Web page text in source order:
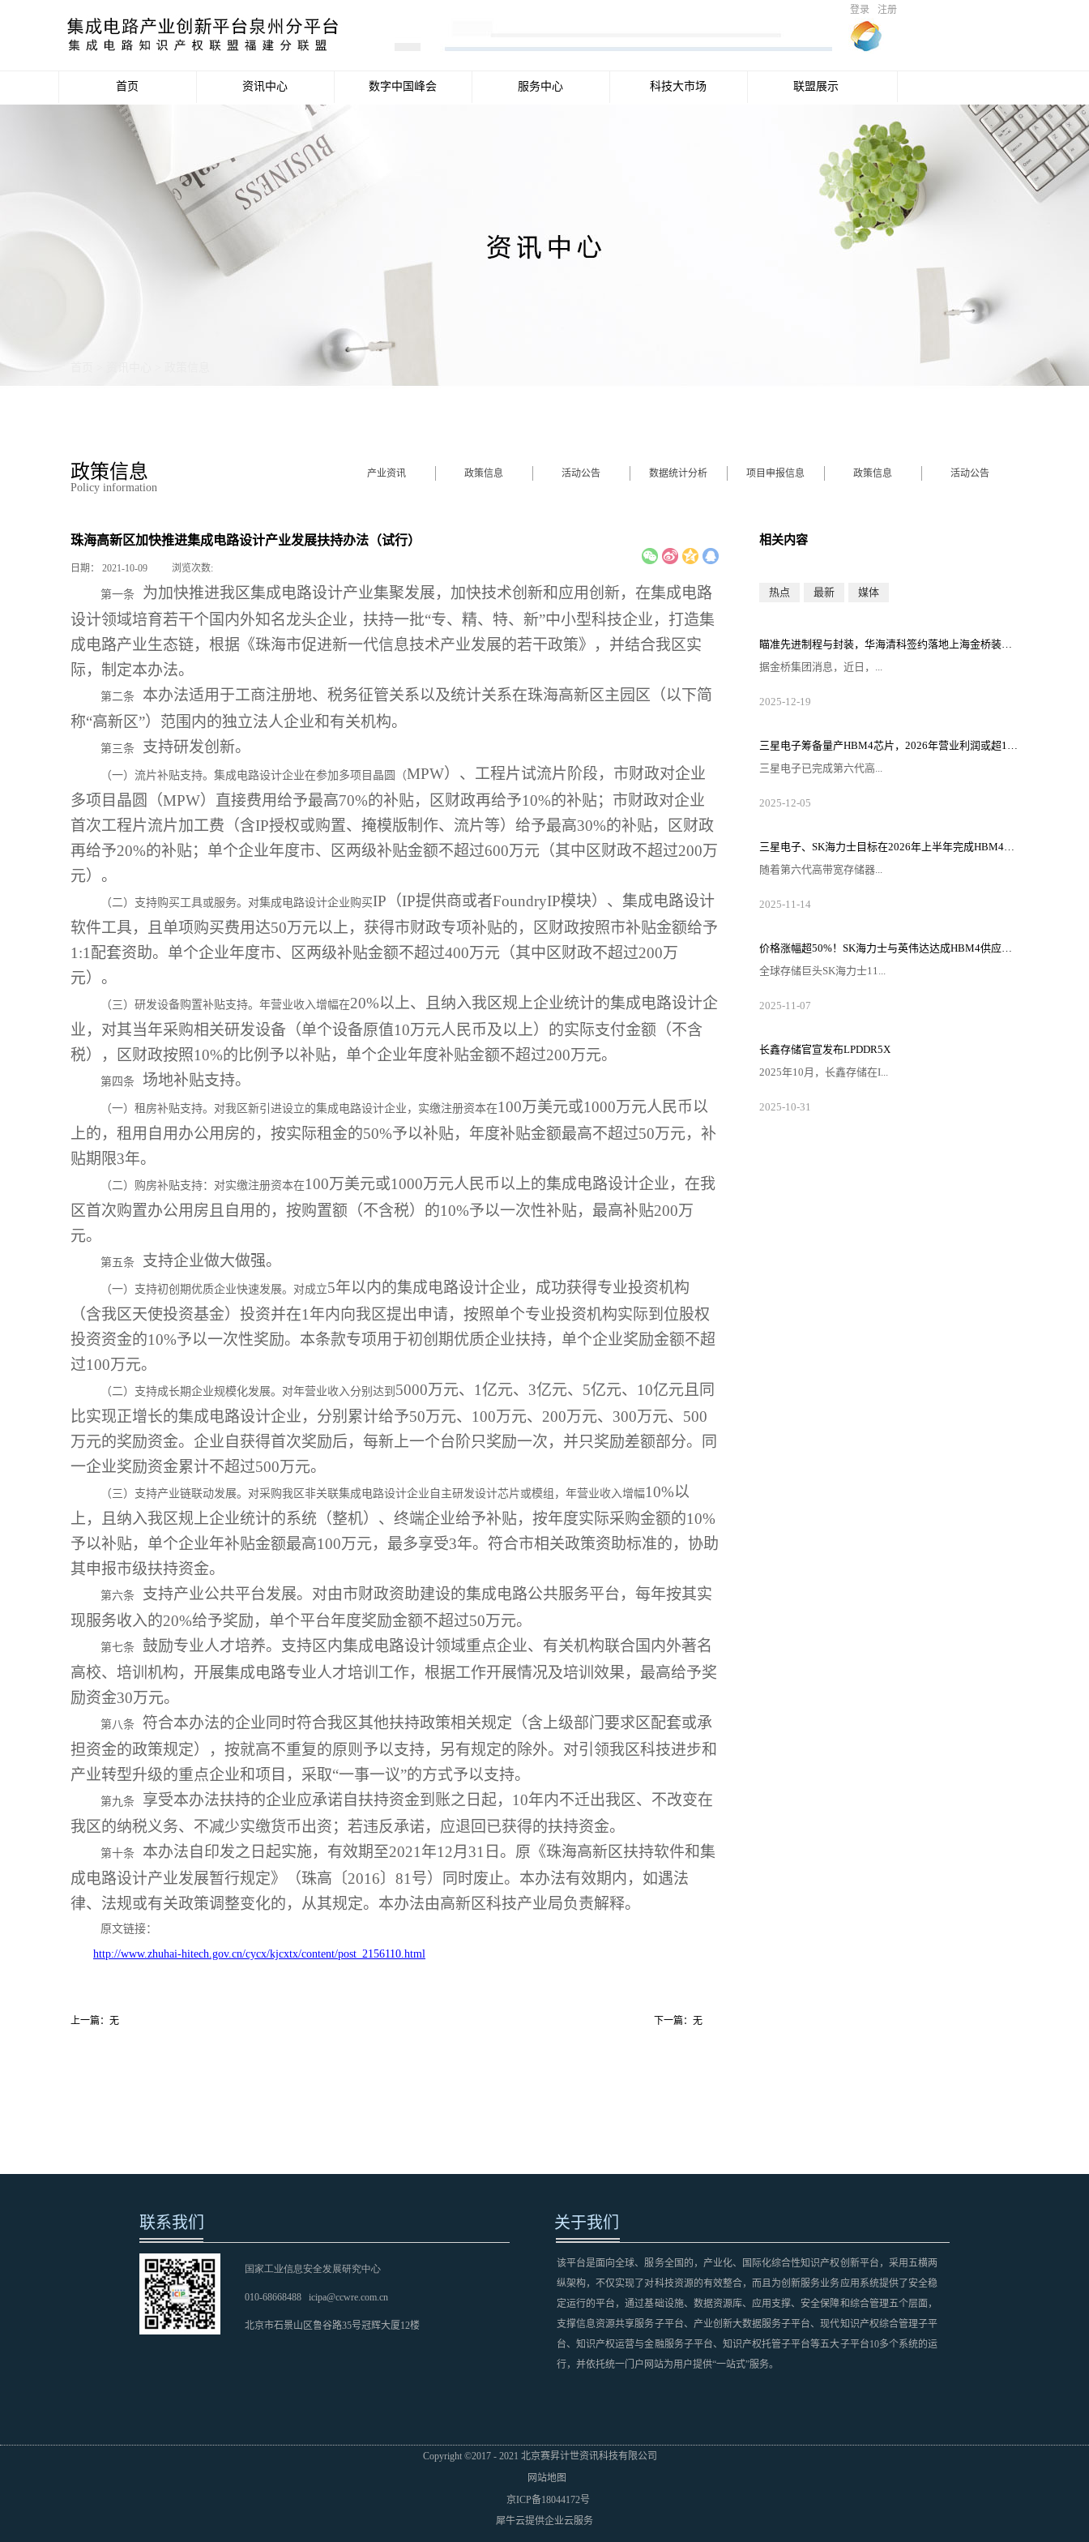
登录 注册
首页 资讯中心
政策信息
活动公告
数据统计分析
数字中国峰会 服务中心 科技大市场 联盟展示
政策信息
Policy information
产业资讯 政策信息 活动公告 数据统计分析 项目申报信息 政策信息 活动公告
珠海高新区加快推进集成电路设计产业发展扶持办法（试行）
日期： 2021-10-09 浏览次数:
第一条
为加快推进我区集成电路设计产业集聚发展，加快技术创新和应用创新，在集成电路
设计领域培育若干个国内外知名龙头企业，扶持一批“专、精、特、新”中小型科技企业，打造集
成电路产业生态链，根据《珠海市促进新一代信息技术产业发展的若干政策》，并结合我区实
际，制定本办法。
第二条
本办法适用于工商注册地、税务征管关系以及统计关系在珠海高新区主园区（以下简
称“高新区”）范围内的独立法人企业和有关机构。
第三条 支持研发创新。
（一）流片补贴支持。集成电路设计企业在参加多项目晶圆（MPW）、工程片试流片阶段，市财政对企业
多项目晶圆（MPW）直接费用给予最高70%的补贴，区财政再给予10%的补贴；市财政对企业
首次工程片流片加工费（含IP授权或购置、掩模版制作、流片等）给予最高30%的补贴，区财政
再给予20%的补贴；单个企业年度市、区两级补贴金额不超过600万元（其中区财政不超过200万
元）。
（二）支持购买工具或服务。对集成电路设计企业购买IP（IP提供商或者FoundryIP模块）、集成电路设计
软件工具，且单项购买费用达50万元以上，获得市财政专项补贴的，区财政按照市补贴金额给予
1:1配套资助。单个企业年度市、区两级补贴金额不超过400万元（其中区财政不超过200万
元）。
（三）研发设备购置补贴支持。年营业收入增幅在20%以上、且纳入我区规上企业统计的集成电路设计企
业，对其当年采购相关研发设备（单个设备原值10万元人民币及以上）的实际支付金额（不含
税），区财政按照10%的比例予以补贴，单个企业年度补贴金额不超过200万元。
第四条 场地补贴支持。
（一）租房补贴支持。对我区新引进设立的集成电路设计企业，实缴注册资本在100万美元或1000万元人民币以
上的，租用自用办公用房的，按实际租金的50%予以补贴，年度补贴金额最高不超过50万元，补
贴期限3年。
（二）购房补贴支持：对实缴注册资本在100万美元或1000万元人民币以上的集成电路设计企业，在我
区首次购置办公用房且自用的，按购置额（不含税）的10%予以一次性补贴，最高补贴200万
元。
第五条 支持企业做大做强。
（一）支持初创期优质企业快速发展。对成立5年以内的集成电路设计企业，成功获得专业投资机构
（含我区天使投资基金）投资并在1年内向我区提出申请，按照单个专业投资机构实际到位股权
投资资金的10%予以一次性奖励。本条款专项用于初创期优质企业扶持，单个企业奖励金额不超
过100万元。
（二）支持成长期企业规模化发展。对年营业收入分别达到 5000万元、1亿元、3亿元、5亿元、10亿元且同
比实现正增长的集成电路设计企业，分别累计给予50万元、100万元、200万元、300万元、500
万元的奖励资金。企业自获得首次奖励后，每新上一个台阶只奖励一次，并只奖励差额部分。同
一企业奖励资金累计不超过500万元。
（三）支持产业链联动发展。对采购我区非关联集成电路设计企业自主研发设计芯片或模组，年营业收入增幅10%以
上，且纳入我区规上企业统计的系统（整机）、终端企业给予补贴，按年度实际采购金额的10%
予以补贴，单个企业年补贴金额最高100万元，最多享受3年。符合市相关政策资助标准的，协助
其申报市级扶持资金。
第六条
支持产业公共平台发展。对由市财政资助建设的集成电路公共服务平台，每年按其实
现服务收入的20%给予奖励，单个平台年度奖励金额不超过50万元。
第七条
鼓励专业人才培养。支持区内集成电路设计领域重点企业、有关机构联合国内外著名
高校、培训机构，开展集成电路专业人才培训工作，根据工作开展情况及培训效果，最高给予奖
励资金30万元。
第八条
符合本办法的企业同时符合我区其他扶持政策相关规定（含上级部门要求区配套或承
担资金的政策规定），按就高不重复的原则予以支持，另有规定的除外。对引领我区科技进步和
产业转型升级的重点企业和项目，采取“一事一议”的方式予以支持。
第九条
享受本办法扶持的企业应承诺自扶持资金到账之日起，10年内不迁出我区、不改变在
我区的纳税义务、不减少实缴货币出资；若违反承诺，应退回已获得的扶持资金。
第十条
本办法自印发之日起实施，有效期至2021年12月31日。原《珠海高新区扶持软件和集
成电路设计产业发展暂行规定》（珠高〔2016〕81号）同时废止。本办法有效期内，如遇法
律、法规或有关政策调整变化的，从其规定。本办法由高新区科技产业局负责解释。
原文链接：
http://www.zhuhai-hitech.gov.cn/cycx/kjcxtx/content/post_2156110.html
上一篇：无 下一篇：无
相关内容
热点 最新 媒体
瞄准先进制程与封装，华海清科签约落地上海金桥装备小镇
据金桥集团消息，近日，...
华海清科（上海）半导体有限公司（以下简称“华海清
科”）签约落地金桥装备小镇·集创园。华海清科此次落
进制程和先进封装领域的集成电路高端装备。项目落地
后，补齐上海集成电路装备的品类，为上海集成电路产
业发展战略添砖加瓦。据介绍，此次落地金桥装备小
镇，华海清科在上海布局的主要业务...
2025-12-19
三星电子筹备量产HBM4芯片，2026年营业利润或超100万亿韩元
三星电子已完成第六代高...
带宽存储器（HBM4）的研发，并内部完成了量产前的
最后阶段——生产准备就绪认证（PRA）。据半导体行
段。PRA是一项内部指标，用于证明产品的良率和性能
已达到量产标准。三星电子通过将10nm级第六代（1c）
DRAM芯片与采用其代工部门4nm逻辑工艺制造的基础
芯片相结合，克服了...
2025-12-05
三星电子、SK海力士目标在2026年上半年完成HBM4E的研发
随着第六代高带宽存储器...
（HBM4）在存储半导体行业的竞争日趋激烈，对下一
代HBM的需求也日益凸显，促使三星电子和SK海力士加
“通用”产品，转向根据客户需求设计和供应核心组件的
“定制”产品。据韩媒报道称，有业内消息透露，三星电
子与SK海力士已设定目标，力争最早于明年上半年完成
HBM4E的开发工作。据...
2025-11-14
​价格涨幅超50%！SK海力士与英伟达达成HBM4供应协议
全球存储巨头SK海力士11...
月5日正式宣布，已与英伟达完成2026年高带宽内存
（HBM4）的供应价格及数量谈判。根据双方达成的协
元/颗）涨幅达51.4%，超出此前业内500美元的预期价
12%。这一合作不仅巩固了SK海力士在HBM市场的主导
地位，更折射出AI时代高端内存供需失衡的行业现状。
此次...
2025-11-07
长鑫存储官宣发布LPDDR5X
2025年10月，长鑫存储在I...
EEE 2025 ASICON会议上正式宣布量产LPDDR5X系列产
品，最高速率突破10667Mbps，标志着国产存储技术首
2025-10-31
联系我们 关于我们
国家工业信息安全发展研究中心
010-68668488 icipa@ccwre.com.cn
北京市石景山区鲁谷路35号冠辉大厦12楼
该平台是面向全球、服务全国的，产业化、国际化综合性知识产权创新平台，采用五横两
纵架构，不仅实现了对科技资源的有效整合，而且为创新服务业务应用系统提供了安全稳
定运行的平台，通过基础设施、数据资源库、应用支撑、安全保障和综合管理五个层面，
支撑信息资源共享服务子平台、产业创新大数据服务子平台、现代知识产权综合管理子平
台、知识产权运营与金融服务子平台、知识产权托管子平台等五大子平台10多个系统的运
行，并依托统一门户网站为用户提供“一站式”服务。
Copyright ©2017 - 2021 北京赛昇计世资讯科技有限公司
网站地图
京ICP备18044172号
犀牛云提供企业云服务